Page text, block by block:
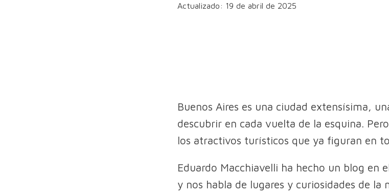
Actualizado: 19 de abril de 2025
Buenos Aires es una ciudad extensísima,
descubrir en cada vuelta de la esquina.
los atractivos turísticos que ya figuran en
Eduardo Macchiavelli ha hecho un blog en
y nos habla de lugares y curiosidades de la